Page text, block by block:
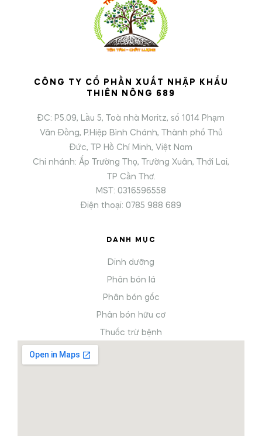
CÔNG TY CỔ PHẦN XUẤT NHẬP KHẨU
THIÊN NÔNG 689
ĐC: P5.09, Lầu 5, Toà nhà Moritz, số 1014 Phạm
Văn Đồng, P.Hiệp Bình Chánh, Thành phố Thủ
Đức, TP Hồ Chí Minh, Việt Nam
Chi nhánh: Ấp Trường Thọ, Trường Xuân, Thới Lai,
TP Cần Thơ.
MST: 0316596558
Điện thoại: 0785 988 689
DANH MỤC
Dinh dưỡng
Phân bón lá
Phân bón gốc
Phân bón hữu cơ
Thuốc trừ bệnh